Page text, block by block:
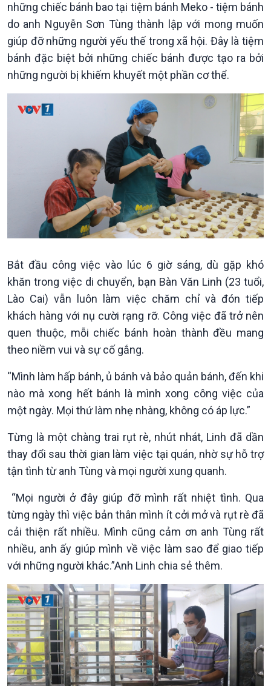
Chính trị
Tin Chính trị
Chính phủ với người dân
Quốc hội với cử tri
Xây dựng đảng
Đảng trong cuộc sống
Pháp luật và đời sống
Thế giới
Vấn đề quốc tế
Hồ sơ sự kiện quốc tế
Thế giới & Việt Nam
Biên cương - Một dải vững
những chiếc bánh bao tại tiệm bánh Meko - tiệm bánh
do anh Nguyễn Sơn Tùng thành lập với mong muốn
giúp đỡ những người yếu thế trong xã hội. Đây là tiệm
bánh đặc biệt bởi những chiếc bánh được tạo ra bởi
những người bị khiếm khuyết một phần cơ thể.
Bắt đầu công việc vào lúc 6 giờ sáng, dù gặp khó
khăn trong việc di chuyển, bạn Bàn Văn Linh (23 tuổi,
Lào Cai) vẫn luôn làm việc chăm chỉ và đón tiếp
khách hàng với nụ cười rạng rỡ. Công việc đã trở nên
quen thuộc, mỗi chiếc bánh hoàn thành đều mang
theo niềm vui và sự cố gắng.
“Mình làm hấp bánh, ủ bánh và bảo quản bánh, đến khi
nào mà xong hết bánh là mình xong công việc của
một ngày. Mọi thứ làm nhẹ nhàng, không có áp lực.”
Từng là một chàng trai rụt rè, nhút nhát, Linh đã dần
thay đổi sau thời gian làm việc tại quán, nhờ sự hỗ trợ
tận tình từ anh Tùng và mọi người xung quanh.
“Mọi người ở đây giúp đỡ mình rất nhiệt tình. Qua
từng ngày thì việc bản thân mình ít cởi mở và rụt rè đã
cải thiện rất nhiều. Mình cũng cảm ơn anh Tùng rất
nhiều, anh ấy giúp mình về việc làm sao để giao tiếp
với những người khác.”Anh Linh chia sẻ thêm.